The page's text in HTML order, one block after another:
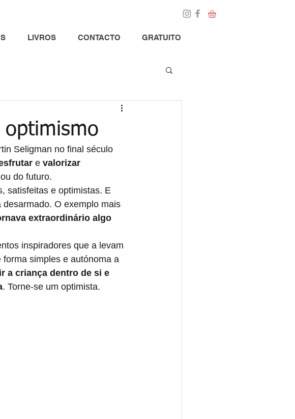
LIVROS CONTACTO GRATUITO
optimismo
Seligman no final século
e valorizar
do futuro.
satisfeitas e optimistas. E
O exemplo mais
extraordinário algo
inspiradores que a levam
simples e autónoma a
a criança dentro de si e
. Torne-se um optimista.